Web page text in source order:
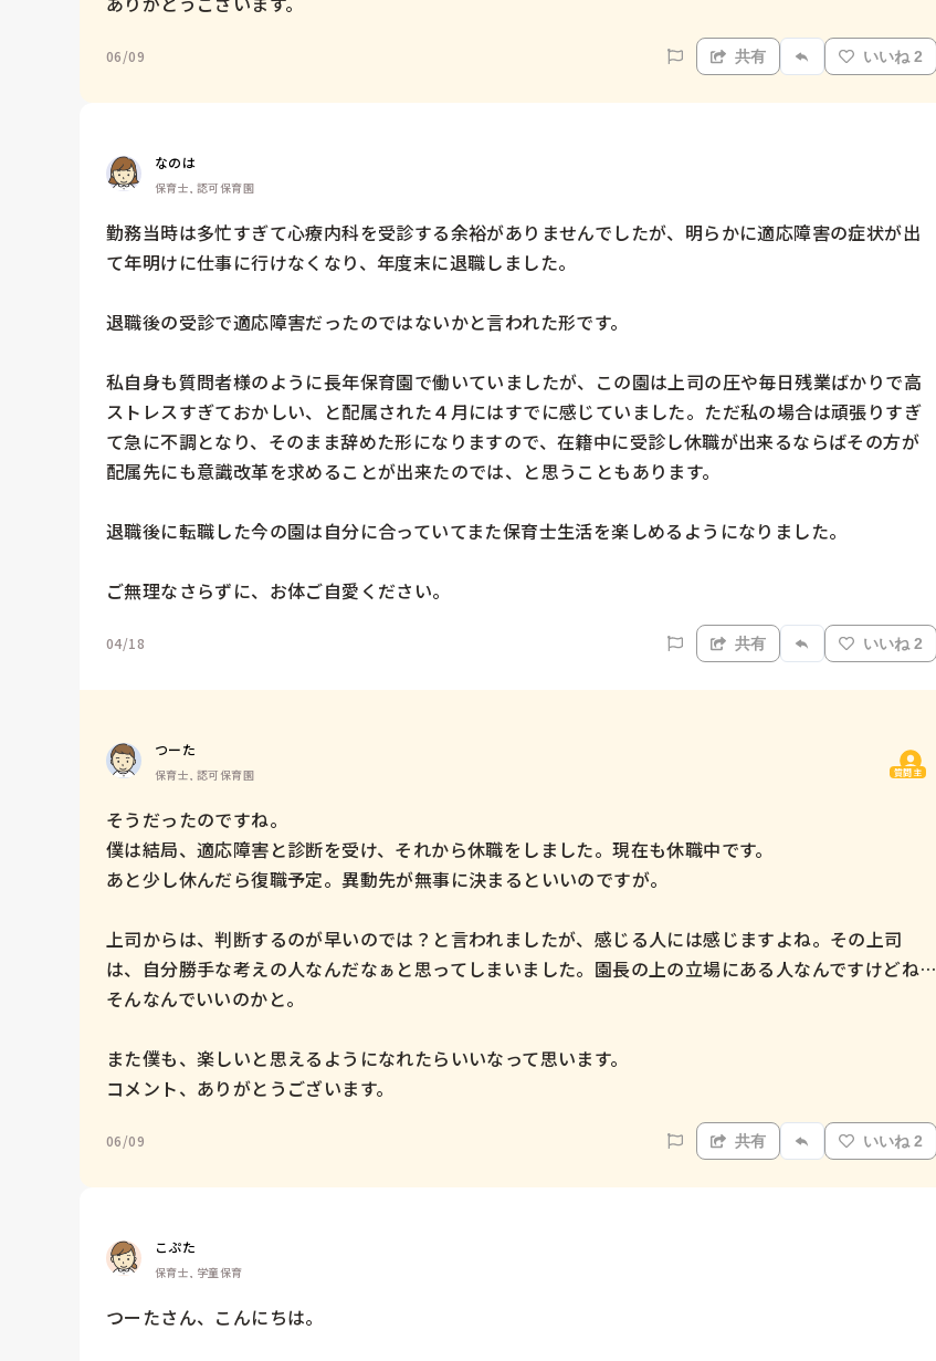
06/09 共有 いいね 2
なのは
保育士, 認可保育園
勤務当時は多忙すぎて心療内科を受診する余裕がありませんでしたが、明らかに適応障害の症状が出
て年明けに仕事に行けなくなり、年度末に退職しました。
退職後の受診で適応障害だったのではないかと言われた形です。
私自身も質問者様のように長年保育園で働いていましたが、この園は上司の圧や毎日残業ばかりで高
ストレスすぎておかしい、と配属された４月にはすでに感じていました。ただ私の場合は頑張りすぎ
て急に不調となり、そのまま辞めた形になりますので、在籍中に受診し休職が出来るならばその方が
配属先にも意識改革を求めることが出来たのでは、と思うこともあります。
退職後に転職した今の園は自分に合っていてまた保育士生活を楽しめるようになりました。
ご無理なさらずに、お体ご自愛ください。
04/18 共有 いいね 2
つーた
保育士, 認可保育園 質問主
そうだったのですね。
僕は結局、適応障害と診断を受け、それから休職をしました。現在も休職中です。
あと少し休んだら復職予定。異動先が無事に決まるといいのですが。
上司からは、判断するのが早いのでは？と言われましたが、感じる人には感じますよね。その上司
は、自分勝手な考えの人なんだなぁと思ってしまいました。園長の上の立場にある人なんですけどね…
そんなんでいいのかと。
また僕も、楽しいと思えるようになれたらいいなって思います。
コメント、ありがとうございます。
06/09 共有 いいね 2
こぷた
保育士, 学童保育
つーたさん、こんにちは。